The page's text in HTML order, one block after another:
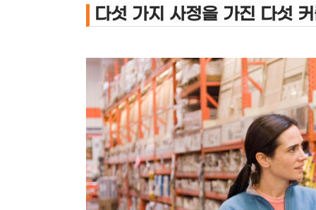
다섯 가지 사정을 가진 다섯